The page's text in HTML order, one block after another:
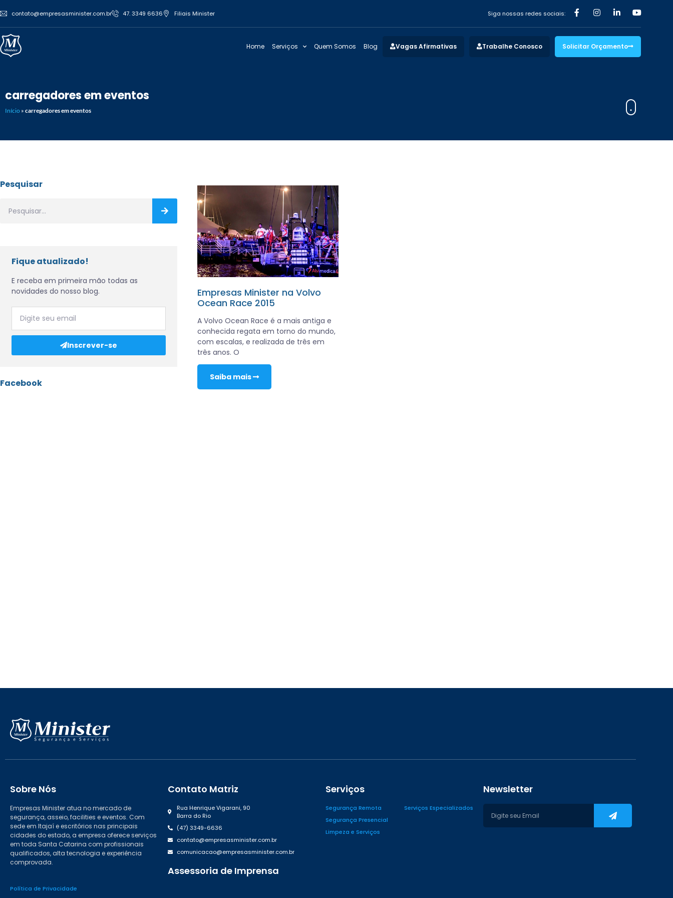
contato@empresasminister.com.br 47. 3349 6636 Filiais Minister Siga nossas redes sociais:
Home Serviços Quem Somos Blog Vagas Afirmativas Trabalhe Conosco Solicitar Orçamento
carregadores em eventos
Início » carregadores em eventos
Pesquisar
Fique atualizado!
E receba em primeira mão todas as
novidades do nosso blog.
Inscrever-se
Facebook
Empresas Minister na Volvo
Ocean Race 2015
A Volvo Ocean Race é a mais antiga e
conhecida regata em torno do mundo,
com escalas, e realizada de três em
três anos. O
Saiba mais
Sobre Nós
Empresas Minister atua no mercado de
segurança, asseio, facilities e eventos. Com
sede em Itajaí e escritórios nas principais
cidades do estado, a empresa oferece serviços
em toda Santa Catarina com profissionais
qualificados, alta tecnologia e experiência
comprovada.
Política de Privacidade
Contato Matriz
Rua Henrique Vigarani, 90
Barra do Rio
(47) 3349-6636
contato@empresasminister.com.br
comunicacao@empresasminister.com.br
(47) 99988.4642
Assessoria de Imprensa
Serviços
Segurança Remota
Segurança Presencial
Limpeza e Serviços
Serviços Especializados
Newsletter